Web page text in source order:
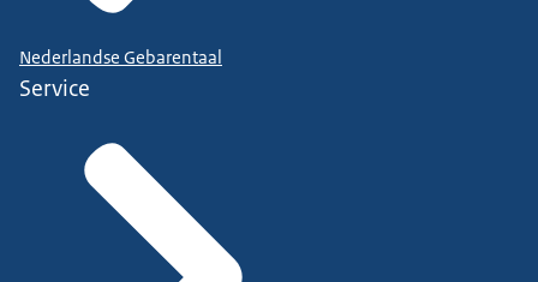
Nederlandse Gebarentaal
Service